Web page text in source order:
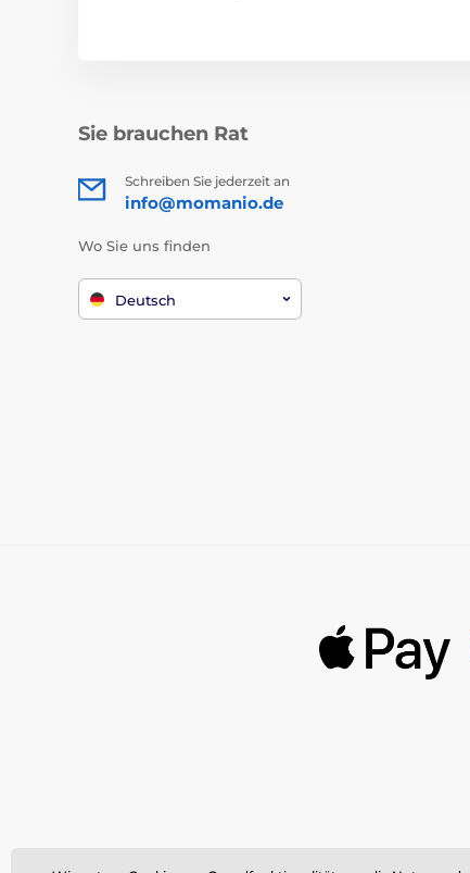
Sie brauchen Rat
Schreiben Sie jederzeit an
info@momanio.de
Wo Sie uns finden
Deutsch